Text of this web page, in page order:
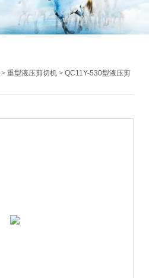
>重型液压剪切机 >QC11Y-530型液压剪